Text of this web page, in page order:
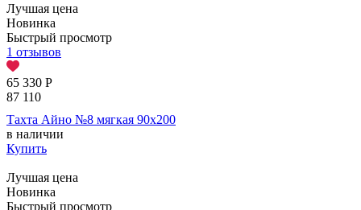
Лучшая цена
Новинка
Быстрый просмотр
1 отзывов
65 330 Р
87 110
Тахта Айно №8 мягкая 90х200
в наличии
Купить
Лучшая цена
Новинка
Быстрый просмотр